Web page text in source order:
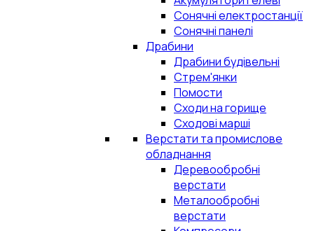
Сонячні електростанції
Сонячні панелі
Драбини
Драбини будівельні
Стрем'янки
Помости
Сходи на горище
Сходові марші
Верстати та промислове
обладнання
Деревообробні
верстати
Металообробні
верстати